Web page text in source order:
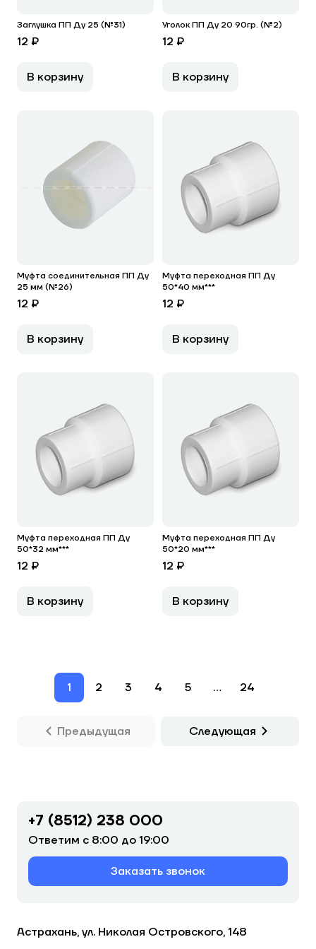
Заглушка ПП Ду 25 (№31)
12 ₽
В корзину
Уголок ПП Ду 20 90гр. (№2)
12 ₽
В корзину
Муфта соединительная ПП Ду
25 мм (№26)
12 ₽
В корзину
Муфта переходная ПП Ду
50*40 мм***
12 ₽
В корзину
Муфта переходная ПП Ду
50*32 мм***
12 ₽
В корзину
Муфта переходная ПП Ду
50*20 мм***
12 ₽
В корзину
1 2 3 4 5 ... 24
Предыдущая Следующая
+7 (8512) 238 000
Ответим с 8:00 до 19:00
Заказать звонок
Астрахань, ул. Николая Островского, 148